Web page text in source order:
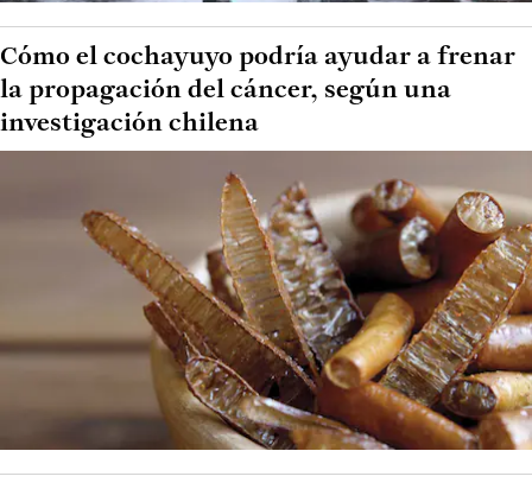
Cómo el cochayuyo podría ayudar a frenar
la propagación del cáncer, según una
investigación chilena